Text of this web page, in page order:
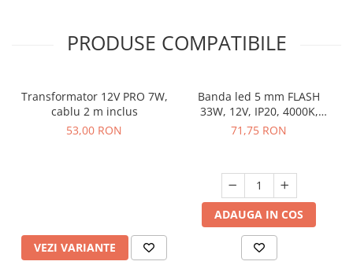
PRODUSE COMPATIBILE
Transformator 12V PRO 7W,
cablu 2 m inclus
53,00 RON
VEZI VARIANTE
Banda led 5 mm FLASH
33W, 12V, IP20, 4000K,
lumina neutra, 5 ml
71,75 RON
ADAUGA IN COS